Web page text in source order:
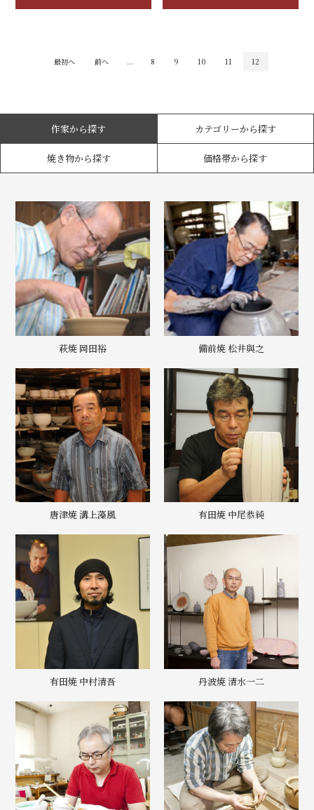
最初へ 前へ ... 8 9 10 11 12
作家から探す カテゴリーから探す
焼き物から探す 価格帯から探す
萩焼 岡田裕 備前焼 松井與之
唐津焼 溝上藻風 有田焼 中尾恭純
有田焼 中村清吾 丹波焼 清水一二